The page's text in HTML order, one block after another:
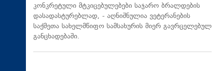
კონკრეტული მტკიცებულებები საჯარო ბრალდების
დასადასტურებლად, - აღნიშნულია ვეტერანების
საქმეთა სახელმწიფო სამსახურის მიერ გავრცელებულ
განცხადებაში.